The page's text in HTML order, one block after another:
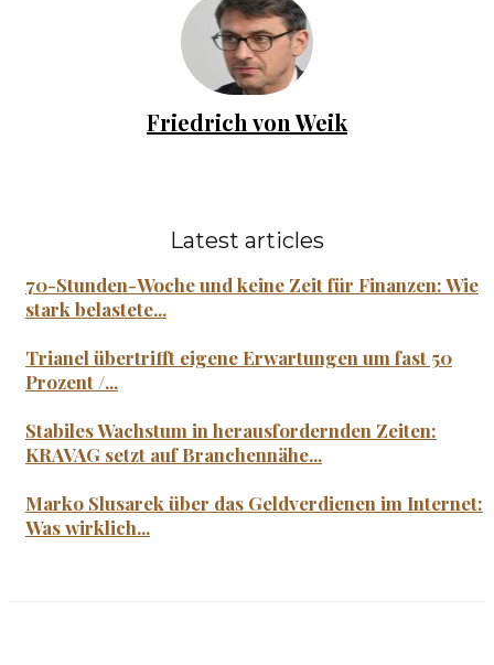
Friedrich von Weik
Latest articles
70-Stunden-Woche und keine Zeit für Finanzen: Wie
stark belastete...
Trianel übertrifft eigene Erwartungen um fast 50
Prozent /...
Stabiles Wachstum in herausfordernden Zeiten:
KRAVAG setzt auf Branchennähe...
Marko Slusarek über das Geldverdienen im Internet:
Was wirklich...